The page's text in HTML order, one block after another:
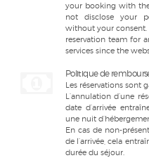
your booking with
not disclose your
without your consent.
reservation team for
services since the
Politique de
Les réservations sont
L’annulation d’une
date d’arrivée
une nuit
En cas de non-
de l’arrivée, cela
durée du séjour.